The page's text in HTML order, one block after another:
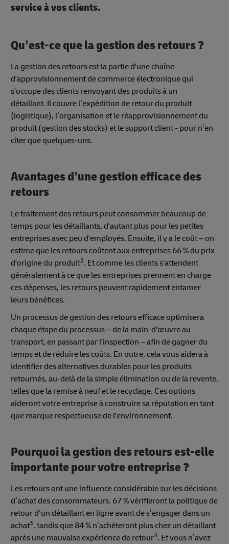
service à vos clients.
Qu’est-ce que la gestion des retours ?
La gestion des retours est la partie d'une chaîne
d'approvisionnement de commerce électronique qui
s'occupe des clients renvoyant des produits à un
détaillant. Il couvre l’expédition de retour du produit
(logistique), l’organisation et le réapprovisionnement du
produit (gestion des stocks) et le support client - pour n’en
citer que quelques-uns.
Avantages d’une gestion efficace des
retours
Le traitement des retours peut consommer beaucoup de
temps pour les détaillants, d'autant plus pour les petites
entreprises avec peu d'employés. Ensuite, il y a le coût – on
estime que les retours coûtent aux entreprises 66 % du prix
d'origine du produit2. Et comme les clients s'attendent
généralement à ce que les entreprises prennent en charge
ces dépenses, les retours peuvent rapidement entamer
leurs bénéfices.
Un processus de gestion des retours efficace optimisera
chaque étape du processus – de la main-d'œuvre au
transport, en passant par l'inspection – afin de gagner du
temps et de réduire les coûts. En outre, cela vous aidera à
identifier des alternatives durables pour les produits
retournés, au-delà de la simple élimination ou de la revente,
telles que la remise à neuf et le recyclage. Ces options
aideront votre entreprise à construire sa réputation en tant
que marque respectueuse de l'environnement.
Pourquoi la gestion des retours est-elle
importante pour votre entreprise ?
Les retours ont une influence considérable sur les décisions
d’achat des consommateurs. 67 % vérifieront la politique de
retour d’un détaillant en ligne avant de s’engager dans un
achat3, tandis que 84 % n’achèteront plus chez un détaillant
après une mauvaise expérience de retour4. Et vous n’avez